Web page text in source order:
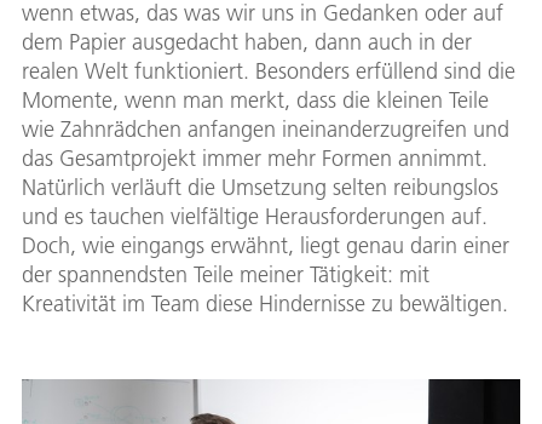
wenn etwas, das was wir uns in Gedanken oder auf
dem Papier ausgedacht haben, dann auch in der
realen Welt funktioniert. Besonders erfüllend sind die
Momente, wenn man merkt, dass die kleinen Teile
wie Zahnrädchen anfangen ineinanderzugreifen und
das Gesamtprojekt immer mehr Formen annimmt.
Natürlich verläuft die Umsetzung selten reibungslos
und es tauchen vielfältige Herausforderungen auf.
Doch, wie eingangs erwähnt, liegt genau darin einer
der spannendsten Teile meiner Tätigkeit: mit
Kreativität im Team diese Hindernisse zu bewältigen.